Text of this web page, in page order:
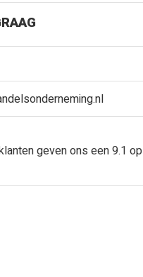
geven ons een 9.1 op